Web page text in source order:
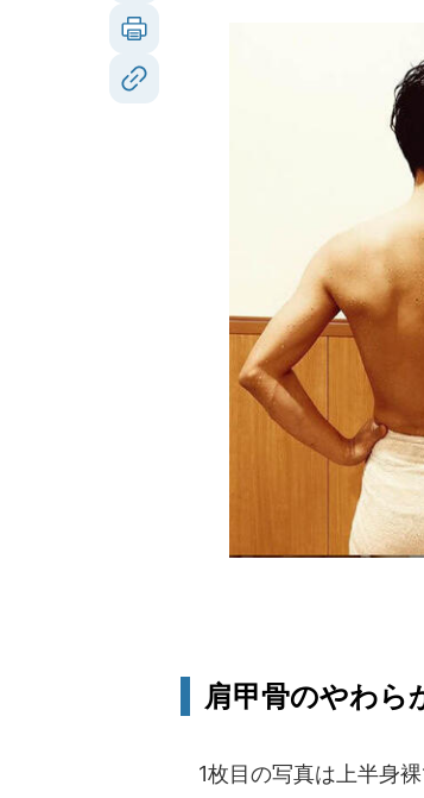
肩甲骨のやわら
1枚目の写真は上半身